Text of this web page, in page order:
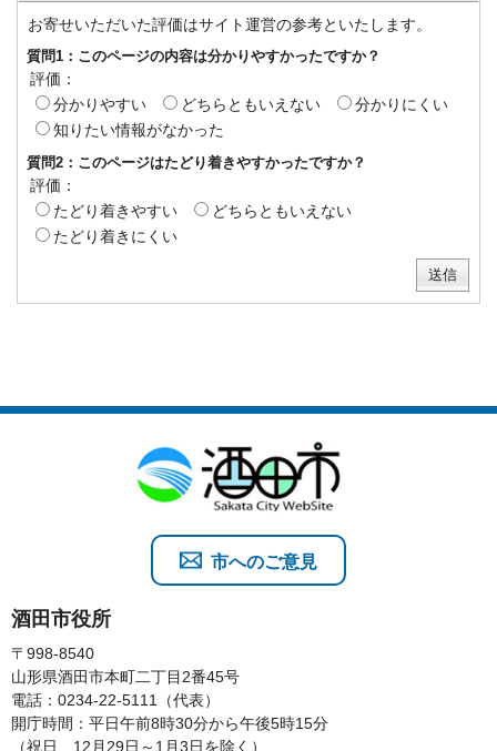
お寄せいただいた評価はサイト運営の参考といたします。
質問1：このページの内容は分かりやすかったですか？
評価：
分かりやすい
どちらともいえない
分かりにくい
知りたい情報がなかった
質問2：このページはたどり着きやすかったですか？
評価：
たどり着きやすい
どちらともいえない
たどり着きにくい
酒田市役所
〒998-8540
山形県酒田市本町二丁目2番45号
電話：0234-22-5111（代表）
開庁時間：平日午前8時30分から午後5時15分
（祝日、12月29日～1月3日を除く）
市へのご意見